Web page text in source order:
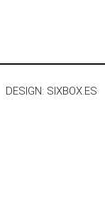
DESIGN: SIXBOX.ES